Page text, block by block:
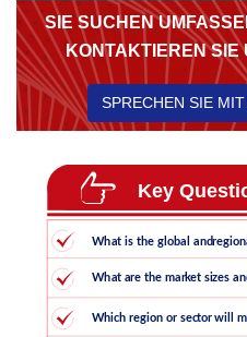
SIE SUCHEN
KONTAKTIEREN SIE
SPRECHEN SIE